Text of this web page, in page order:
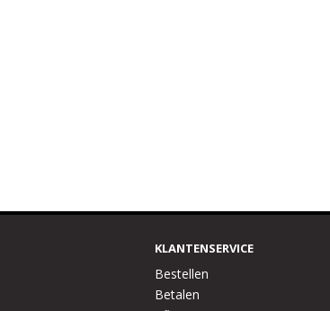
KLANTENSERVICE
Bestellen
Betalen